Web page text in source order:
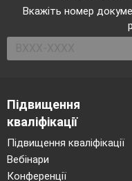
Вкажіть номер
Підвищення
кваліфікації
Підвищення кваліфікації
Вебінари
Конференції